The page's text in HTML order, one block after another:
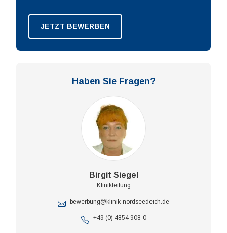
JETZT BEWERBEN
Haben Sie Fragen?
Birgit Siegel
Klinikleitung
bewerbung@klinik-nordseedeich.de
+49 (0) 4854 908-0